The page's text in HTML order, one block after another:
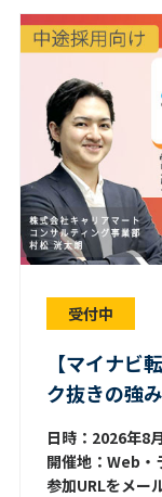
受付中
【マイナ
ク抜きの強
日時：2026年8
開催地：Web・
参加URLをメー